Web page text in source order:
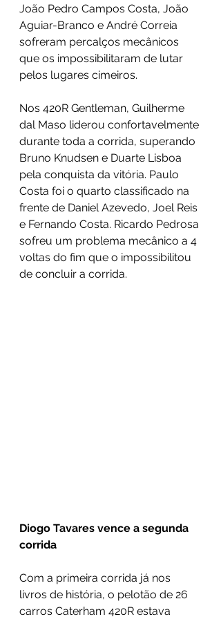
João Pedro Campos Costa, João
Aguiar-Branco e André Correia
sofreram percalços mecânicos
que os impossibilitaram de lutar
pelos lugares cimeiros.
Nos 420R Gentleman, Guilherme
dal Maso liderou confortavelmente
durante toda a corrida, superando
Bruno Knudsen e Duarte Lisboa
pela conquista da vitória. Paulo
Costa foi o quarto classificado na
frente de Daniel Azevedo, Joel Reis
e Fernando Costa. Ricardo Pedrosa
sofreu um problema mecânico a 4
voltas do fim que o impossibilitou
de concluir a corrida.
Diogo Tavares vence a segunda
corrida
Com a primeira corrida já nos
livros de história, o pelotão de 26
carros Caterham 420R estava